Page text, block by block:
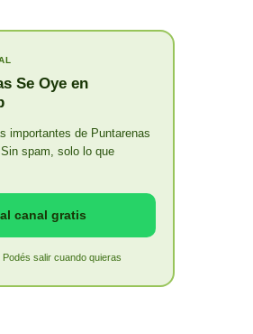
Se Oye en
importantes de Puntarenas
spam, solo lo que
canal gratis
Podés salir cuando quieras